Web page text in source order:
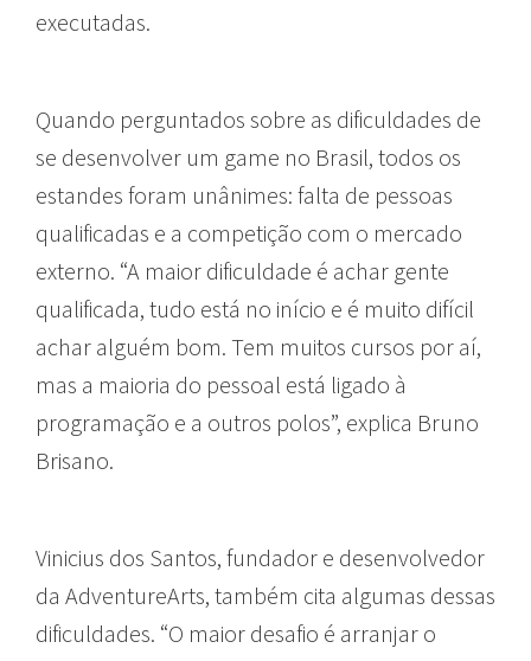
executadas.
Quando perguntados sobre as dificuldades de
se desenvolver um game no Brasil, todos os
estandes foram unânimes: falta de pessoas
qualificadas e a competição com o mercado
externo. “A maior dificuldade é achar gente
qualificada, tudo está no início e é muito difícil
achar alguém bom. Tem muitos cursos por aí,
mas a maioria do pessoal está ligado à
programação e a outros polos”, explica Bruno
Brisano.
Vinicius dos Santos, fundador e desenvolvedor
da AdventureArts, também cita algumas dessas
dificuldades. “O maior desafio é arranjar o